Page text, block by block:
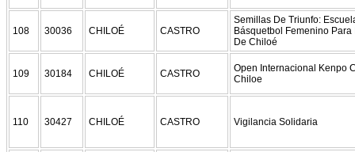
108 30036 CHILOÉ CASTRO
Semillas De Triunfo:
Básquetbol Femenino Para
De Chiloé
109 30184 CHILOÉ CASTRO
Open Internacional Kenpo
Chiloe
110 30427 CHILOÉ CASTRO Vigilancia Solidaria